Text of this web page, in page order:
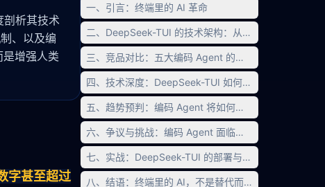
析其技术
、以及编
增强人类
字甚至超过
一、引言：终端里的 AI 革命
二、DeepSeek-TUI 的技术架构：从终端到 Agent 的
三、竞品对比：五大编码 Agent 的深度横评
四、技术深度：DeepSeek-TUI 如何实现「自修复循环
五、趋势预判：编码 Agent 将如何重塑软件工程
六、争议与挑战：编码 Agent 面临的六大核心问题
七、实战：DeepSeek-TUI 的部署与使用指南
八、结语：终端里的 AI，不是替代而是增强